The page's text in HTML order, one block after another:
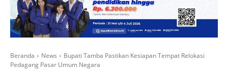
Beranda News
Bupati Tamba Pastikan Kesiapan Tempat Relokasi
Pedagang Pasar Umum Negara